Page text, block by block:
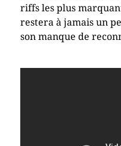
riffs les plus
restera à jamais un
son manque de